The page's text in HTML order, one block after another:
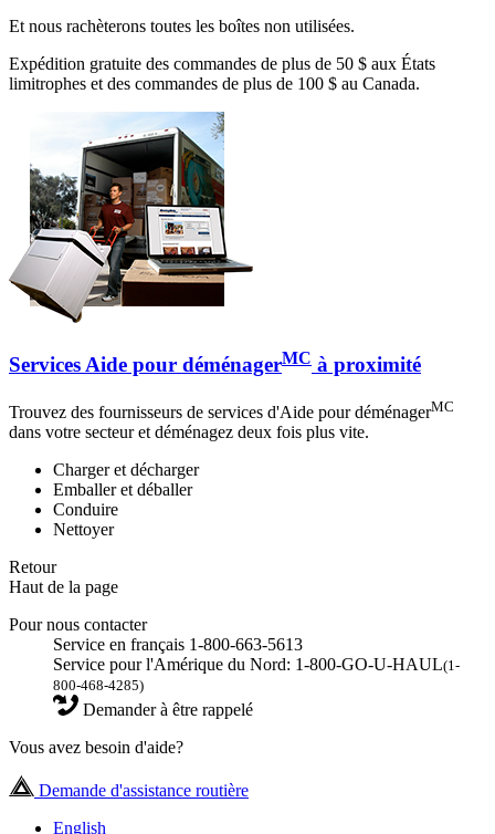
Et nous rachèterons toutes les boîtes non utilisées.
Expédition gratuite des commandes de plus de 50 $ aux États
limitrophes et des commandes de plus de 100 $ au Canada.
Services Aide pour déménagerMC à proximité
Trouvez des fournisseurs de services d'Aide pour déménagerMC
dans votre secteur et déménagez deux fois plus vite.
Charger et décharger
Emballer et déballer
Conduire
Nettoyer
Retour
Haut de la page
Pour nous contacter
Service en français 1-800-663-5613
Service pour l'Amérique du Nord: 1-800-GO-U-HAUL(1-
800-468-4285)
Demander à être rappelé
Vous avez besoin d'aide?
Demande d'assistance routière
English